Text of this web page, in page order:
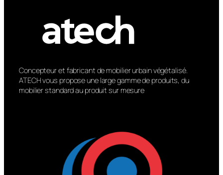
Concepteur et fabricant de mobilier urbain végétalisé.
ATECH vous propose une large gamme de produits, du
mobilier standard au produit sur mesure